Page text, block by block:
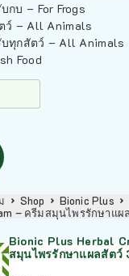
กบ – For Frogs
ว์ – All Animals
ทุกสัตว์ – All Animals
Food
Shop
Bionic Plus
– ครีมสมุนไพรรักษาแ
Bionic Plus Herbal
สมุนไพรรักษาแผลสัตว์